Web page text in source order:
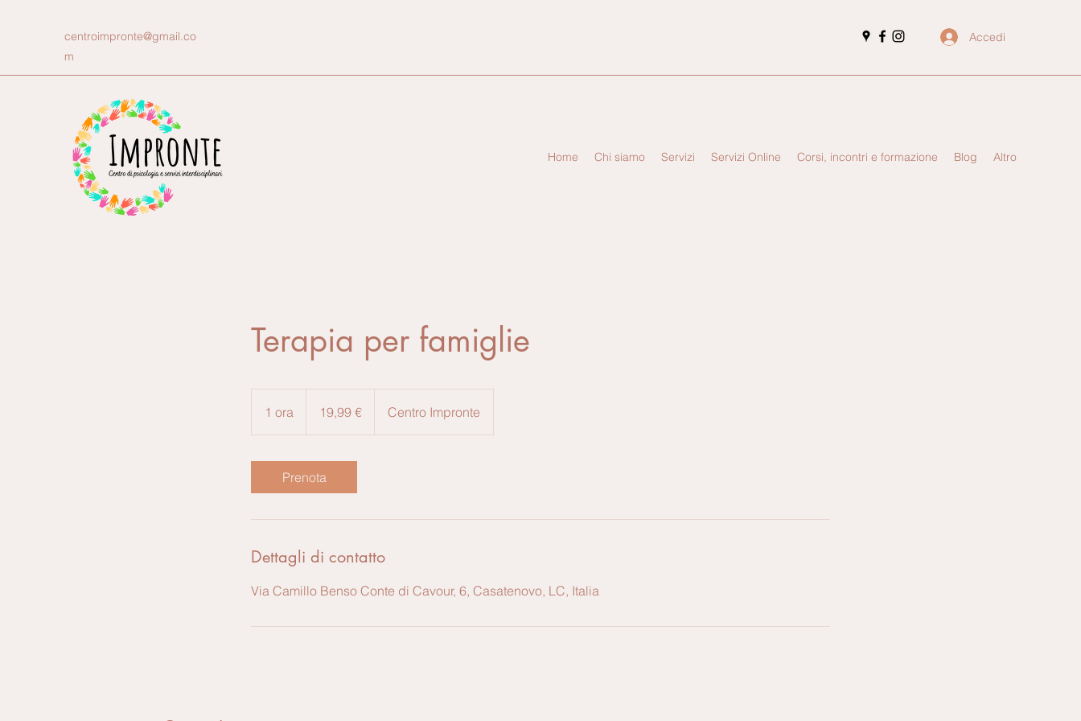
centroimpronte@gmail.co
m
Accedi
Home Chi siamo Servizi Servizi Online Corsi, incontri e formazione Blog Altro
Terapia per famiglie
1 ora
o
19,99 € Centro Impronte
Prenota
Dettagli di contatto
Via Camillo Benso Conte di Cavour, 6, Casatenovo, LC, Italia